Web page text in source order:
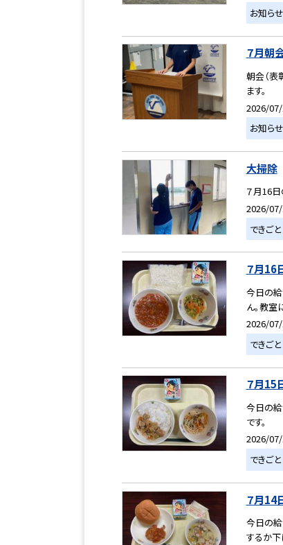
お知らせ
７月朝
朝会（表
ます。
2026/
お知らせ
大掃除
７月16
2026/
できごと
７月16
今日の給
ん。教室
2026/
できごと
７月15
今日の給
です。
2026/
できごと
７月14
今日の給
するか下